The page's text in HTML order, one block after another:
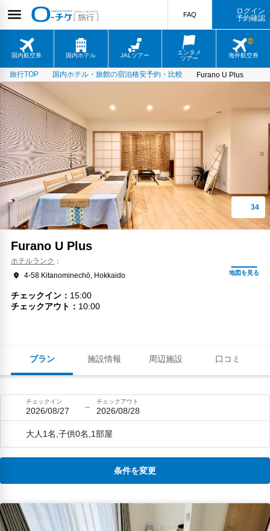
国内航空券 国内ホテル JALツアー
エンタメ
ツアー
海外航空券
FAQ
ログイン
予約確認
旅行TOP 国内ホテル・旅館の宿泊格安予約・比較 Furano U Plus
プラン 施設情報 周辺施設 口コミ
Furano U Plus
ホテルランク
4-58 Kitanominechō, Hokkaido
チェックイン
15:00
チェックアウト
10:00
チェックイン
2026/08/27
チェックアウト
2026/08/28
大人1名,子供0名,1部屋
条件を変更